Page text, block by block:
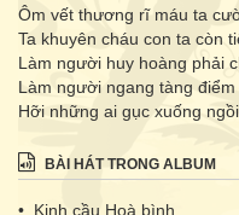
Ôm vết thương rĩ máu ta
Ta khuyên cháu con ta còn
Làm người huy hoàng phải
Làm người ngang tàng
Hỡi những ai gục xuống
BÀI HÁT TRONG ALBUM
• Kinh cầu Hoà bình